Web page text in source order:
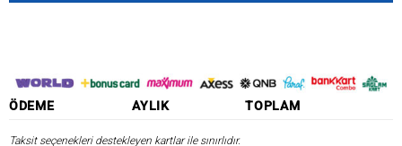
ÖDEME AYLIK TOPLAM
Taksit seçenekleri destekleyen kartlar ile sınırlıdır.